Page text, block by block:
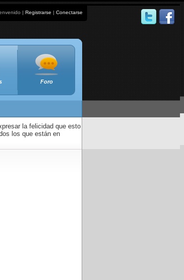
| Registrarse | Conectarse
Foro
la felicidad que esto
los que están en